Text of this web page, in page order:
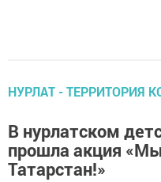
НУРЛАТ - ТЕРРИТОРИЯ
В нурлатском
прошла акция
Татарстан!»